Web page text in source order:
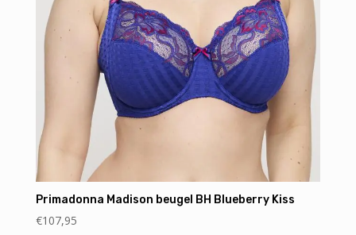
Primadonna Madison beugel BH Blueberry Kiss
€107,95